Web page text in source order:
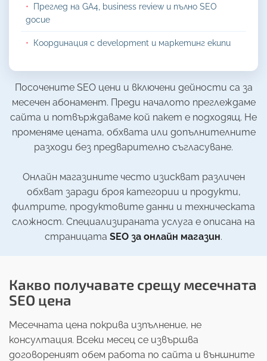
Преглед на GA4, business review и пълно SEO
досие
Координация с development и маркетинг екипи
Посочените SEO цени и включени дейности са за
месечен абонамент. Преди началото преглеждаме
сайта и потвърждаваме кой пакет е подходящ. Не
променяме цената, обхвата или допълнителните
разходи без предварително съгласуване.
Онлайн магазините често изискват различен
обхват заради броя категории и продукти,
филтрите, продуктовите данни и техническата
сложност. Специализираната услуга е описана на
страницата SEO за онлайн магазин.
Какво получавате срещу месечната
SEO цена
Месечната цена покрива изпълнение, не
консултация. Всеки месец се извършва
договореният обем работа по сайта и външните